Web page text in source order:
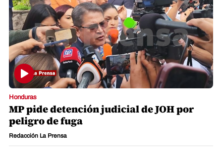
Honduras
MP pide detención judicial de JOH por
peligro de fuga
Redacción La Prensa